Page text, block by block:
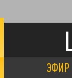
ЭФИР